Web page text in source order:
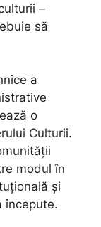
–
să
a
o
Culturii.
modul în
și
începute.